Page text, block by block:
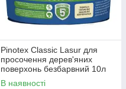
Pinotex Classic Lasur для
просочення дерев'яних
поверхонь безбарвний 10л
В наявності